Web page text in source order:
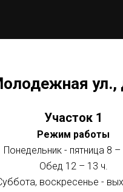
ул.,
Участок 1
Режим работы
Понедельник - пятница 8 –
Обед 12 – 13 ч.
воскресенье -